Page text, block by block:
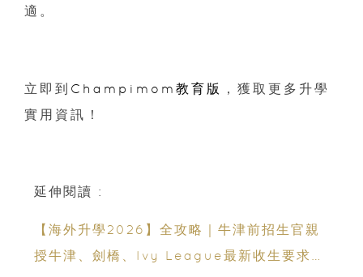
適。
立即到 Champimom教育版
，獲取更多升學
實用資訊！
延伸閱讀 :
【海外升學2026】全攻略｜牛津前招生官親
授牛津、劍橋、Ivy League最新收生要求｜